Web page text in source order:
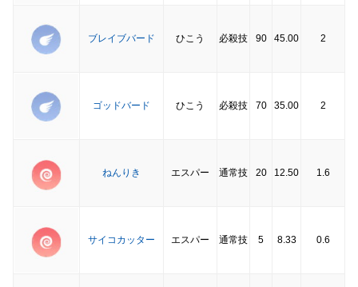
ブレイブバード ひこう 必殺技 90 45.00 2
ゴッドバード ひこう 必殺技 70 35.00 2
ねんりき エスパー 通常技 20 12.50 1.6
サイコカッター エスパー 通常技 5 8.33 0.6